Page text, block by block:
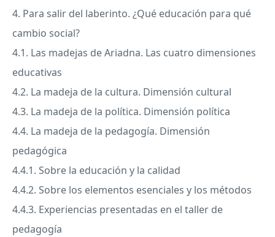
4. Para salir del laberinto. ¿Qué educación para qué
cambio social?
4.1. Las madejas de Ariadna. Las cuatro dimensiones
educativas
4.2. La madeja de la cultura. Dimensión cultural
4.3. La madeja de la política. Dimensión política
4.4. La madeja de la pedagogía. Dimensión
pedagógica
4.4.1. Sobre la educación y la calidad
4.4.2. Sobre los elementos esenciales y los métodos
4.4.3. Experiencias presentadas en el taller de
pedagogía